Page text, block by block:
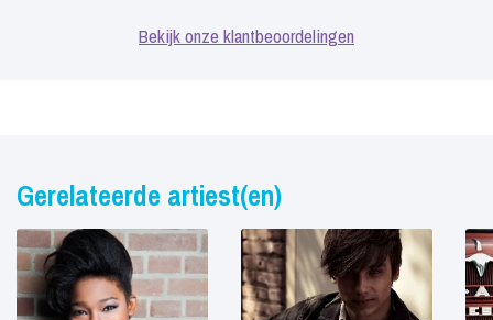
Bekijk onze klantbeoordelingen
Gerelateerde artiest(en)